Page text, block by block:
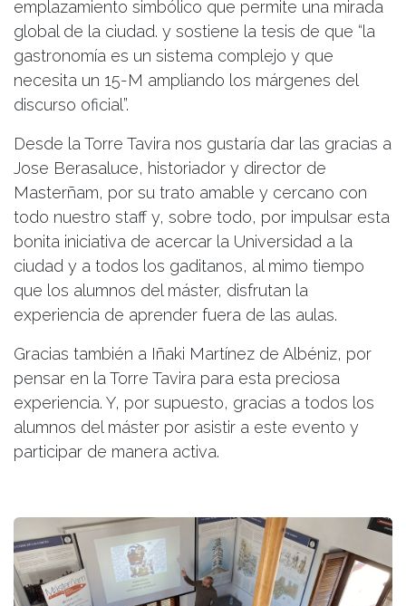
emplazamiento simbólico que permite una mirada
global de la ciudad. y sostiene la tesis de que “la
gastronomía es un sistema complejo y que
necesita un 15-M ampliando los márgenes del
discurso oficial”.
Desde la Torre Tavira nos gustaría dar las gracias a
Jose Berasaluce, historiador y director de
Masterñam, por su trato amable y cercano con
todo nuestro staff y, sobre todo, por impulsar esta
bonita iniciativa de acercar la Universidad a la
ciudad y a todos los gaditanos, al mimo tiempo
que los alumnos del máster, disfrutan la
experiencia de aprender fuera de las aulas.
Gracias también a Iñaki Martínez de Albéniz, por
pensar en la Torre Tavira para esta preciosa
experiencia. Y, por supuesto, gracias a todos los
alumnos del máster por asistir a este evento y
participar de manera activa.